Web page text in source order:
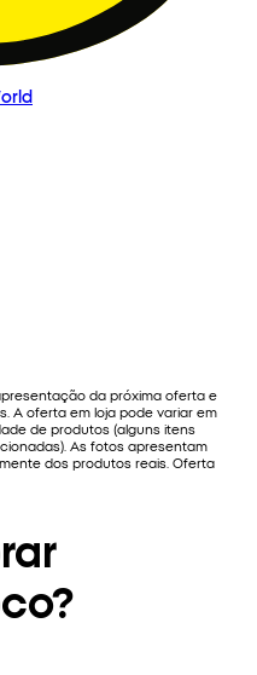
da próxima oferta e
A oferta em loja pode variar em
de produtos (alguns itens
As fotos apresentam
dos produtos reais. Oferta